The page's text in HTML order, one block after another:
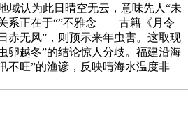
域认为此日晴空无云，意味先人“未
系正在于“”不雅念——古籍《月令
赤无风”，则预示来年虫害。这取现
卵越冬”的结论惊人分歧。福建沿海
不旺”的渔谚，反映晴海水温度非